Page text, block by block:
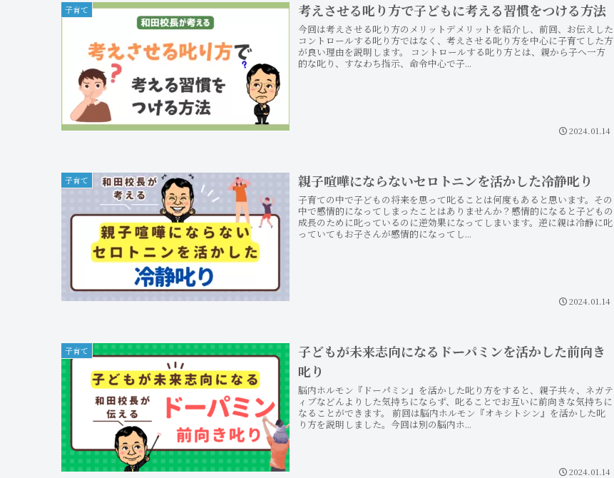
子育て 考えさせる叱り方で子どもに考える習慣をつける方法
今回は考えさせる叱り方のメリットデメリットを紹介し、前回、お伝えした
コントロールする叱り方ではなく、考えさせる叱り方を中心に子育てした方
が良い理由を説明します。 コントロールする叱り方とは、親から子へ一方
的な叱り、すなわち指示、命令中心で子...
2024.01.14
子育て 親子喧嘩にならないセロトニンを活かした冷静叱り
子育ての中で子どもの将来を思って叱ることは何度もあると思います。その
中で感情的になってしまったことはありませんか？感情的になると子どもの
成長のために叱っているのに逆効果になってしまいます。逆に親は冷静に叱
っていてもお子さんが感情的になってし...
2024.01.14
子育て
子どもが未来志向になるドーパミンを活かした前向き
叱り
脳内ホルモン『ドーパミン』を活かした叱り方をすると、親子共々、ネガテ
ィブなどんよりした気持ちにならず、叱ることでお互いに前向きな気持ちに
なることができます。 前回は脳内ホルモン『オキシトシン』を活かした叱
り方を説明しました。今回は別の脳内ホ...
2024.01.14